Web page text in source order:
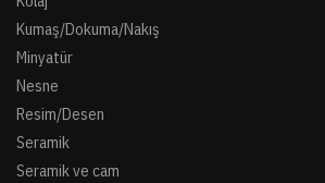
Kumaş/Dokuma/Nakış
Minyatür
Nesne
Resim/Desen
Seramik
Seramik ve cam